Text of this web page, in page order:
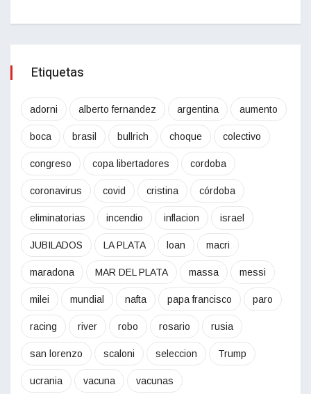
Etiquetas
adorni alberto fernandez argentina aumento
boca brasil bullrich choque colectivo
congreso copa libertadores cordoba
coronavirus covid cristina córdoba
eliminatorias incendio inflacion israel
JUBILADOS LA PLATA loan macri
maradona MAR DEL PLATA massa messi
milei mundial nafta papa francisco paro
racing river robo rosario rusia
san lorenzo scaloni seleccion Trump
ucrania vacuna vacunas